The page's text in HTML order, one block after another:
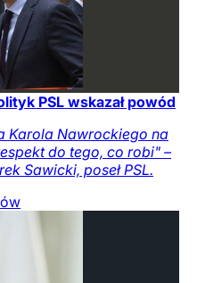
PSL wskazał powód
Karola Nawrockiego na
do tego, co robi" –
Sawicki, poseł PSL.